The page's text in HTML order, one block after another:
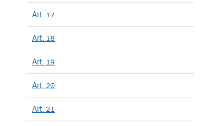
Art. 17
Art. 18
Art. 19
Art. 20
Art. 21